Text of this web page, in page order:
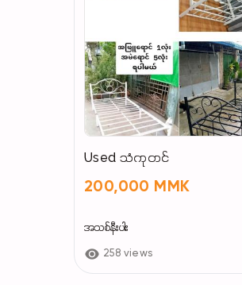
Used သံကုတင်
200,000 MMK
အသစ်နီးပါး
258 views